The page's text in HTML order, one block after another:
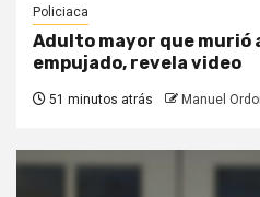
Policiaca
Adulto mayor que
empujado, revela video
51 minutos atrás Manuel